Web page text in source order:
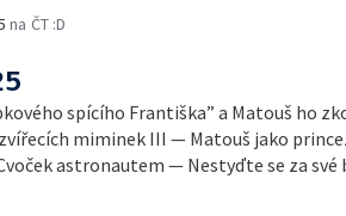
na ČT :D
spícího Františka” a Matouš ho
miminek III — Matouš jako
astronautem — Nestyďte se za své